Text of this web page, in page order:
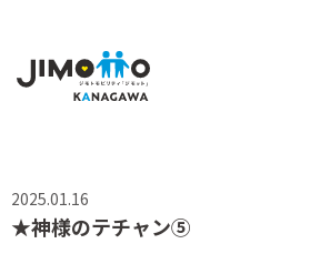
2025.01.16
★神様のテチャン⑤